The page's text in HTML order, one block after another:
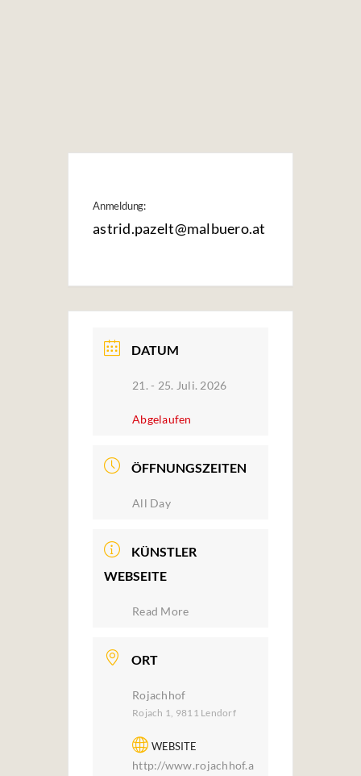
Anmeldung:
astrid.pazelt@malbuero.at
DATUM
21. - 25. Juli. 2026
Abgelaufen
ÖFFNUNGSZEITEN
All Day
KÜNSTLER
WEBSEITE
Read More
ORT
Rojachhof
Rojach 1, 9811 Lendorf
WEBSITE
http://www.rojachhof.a